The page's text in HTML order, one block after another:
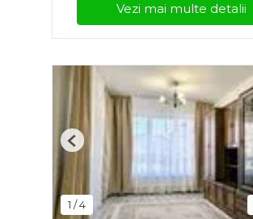
Vezi mai multe detalii
1 /4
Previous